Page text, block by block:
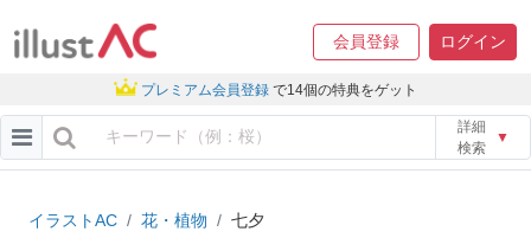
会員登録 ログイン
プレミアム会員登録 で14個の特典をゲット
詳細
検索
▼
イラストAC 花・植物
七夕